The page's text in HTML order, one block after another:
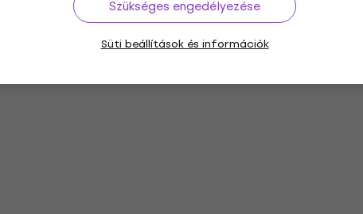
Szükséges engedélyezése
Süti beállítások és információk